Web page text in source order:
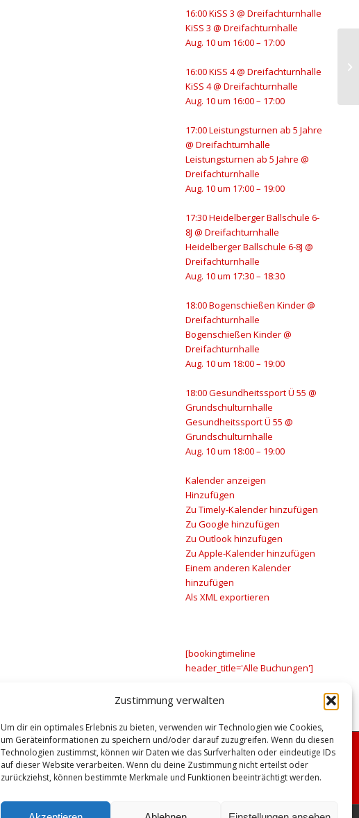
Zustimmung verwalten
Um dir ein optimales Erlebnis zu bieten, verwenden wir Technologien wie Cookies,
um Geräteinformationen zu speichern und/oder darauf zuzugreifen. Wenn du diesen
Technologien zustimmst, können wir Daten wie das Surfverhalten oder eindeutige IDs
auf dieser Website verarbeiten. Wenn du deine Zustimmung nicht erteilst oder
zurückziehst, können bestimmte Merkmale und Funktionen beeinträchtigt werden.
16:00KiSS 3@ Dreifachturnhalle
KiSS 3 @ Dreifachturnhalle
Aug. 10 um 16:00 – 17:00
16:00KiSS 4@ Dreifachturnhalle
KiSS 4@ Dreifachturnhalle
Aug. 10 um 16:00 – 17:00
17:00Leistungsturnen ab 5 Jahre
@ Dreifachturnhalle
Leistungsturnen ab 5 Jahre @
Dreifachturnhalle
Aug. 10 um 17:00 – 19:00
17:30Heidelberger Ballschule 6-
8J@ Dreifachturnhalle
Heidelberger Ballschule 6-8J @
Dreifachturnhalle
Aug. 10 um 17:30 – 18:30
18:00Bogenschießen Kinder@
Dreifachturnhalle
Bogenschießen Kinder@
Dreifachturnhalle
Aug. 10 um 18:00 – 19:00
18:00Gesundheitssport Ü 55@
Grundschulturnhalle
Gesundheitssport Ü 55 @
Grundschulturnhalle
Aug. 10 um 18:00 – 19:00
Kalender anzeigen
Hinzufügen
Zu Timely-Kalender hinzufügen
Zu Google hinzufügen
Zu Outlook hinzufügen
Zu Apple-Kalender hinzufügen
Einem anderen Kalender
hinzufügen
Als XML exportieren
[bookingtimeline
header_title='Alle Buchungen']